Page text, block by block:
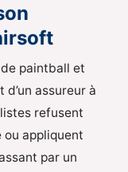
paintball et
assureur à
refusent
appliquent
par un